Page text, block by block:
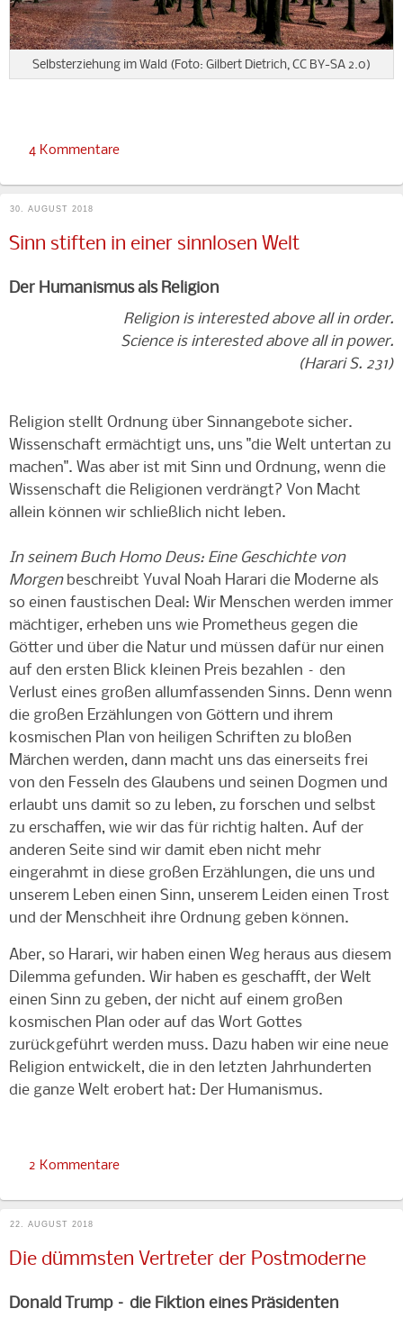
Selbsterziehung im Wald (Foto: Gilbert Dietrich, CC BY-SA 2.0)
4 Kommentare
30. AUGUST 2018
Sinn stiften in einer sinnlosen Welt
Der Humanismus als Religion
Religion is interested above all in order.
Science is interested above all in power.
(Harari S. 231)
Religion stellt Ordnung über Sinnangebote sicher.
Wissenschaft ermächtigt uns, uns "die Welt untertan zu
machen". Was aber ist mit Sinn und Ordnung, wenn die
Wissenschaft die Religionen verdrängt? Von Macht
allein können wir schließlich nicht leben.
In seinem Buch Homo Deus: Eine Geschichte von
Morgenbeschreibt Yuval Noah Harari die Moderne als
so einen faustischen Deal: Wir Menschen werden immer
mächtiger, erheben uns wie Prometheus gegen die
Götter und über die Natur und müssen dafür nur einen
auf den ersten Blick kleinen Preis bezahlen – den
Verlust eines großen allumfassenden Sinns. Denn wenn
die großen Erzählungen von Göttern und ihrem
kosmischen Plan von heiligen Schriften zu bloßen
Märchen werden, dann macht uns das einerseits frei
von den Fesseln des Glaubens und seinen Dogmen und
erlaubt uns damit so zu leben, zu forschen und selbst
zu erschaffen, wie wir das für richtig halten. Auf der
anderen Seite sind wir damit eben nicht mehr
eingerahmt in diese großen Erzählungen, die uns und
unserem Leben einen Sinn, unserem Leiden einen Trost
und der Menschheit ihre Ordnung geben können.
Aber, so Harari, wir haben einen Weg heraus aus diesem
Dilemma gefunden. Wir haben es geschafft, der Welt
einen Sinn zu geben, der nicht auf einem großen
kosmischen Plan oder auf das Wort Gottes
zurückgeführt werden muss. Dazu haben wir eine neue
Religion entwickelt, die in den letzten Jahrhunderten
die ganze Welt erobert hat: Der Humanismus.
2 Kommentare
22. AUGUST 2018
Die dümmsten Vertreter der Postmoderne
Donald Trump – die Fiktion eines Präsidenten